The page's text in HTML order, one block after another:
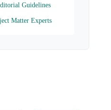
Guidelines
Matter Experts